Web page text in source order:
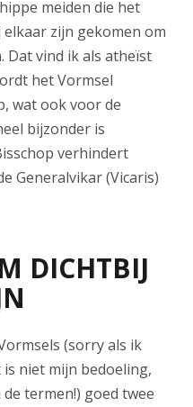
meiden die het
zijn gekomen om
Dat vind ik als atheïst
het Vormsel
wat ook voor de
bijzonder is
verhindert
Generalvikar (Vicaris)
DICHTBIJ
(sorry als ik
niet mijn bedoeling,
termen!) goed twee